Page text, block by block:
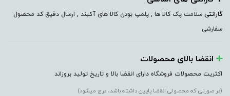
گارانتی سلامت پک کالا ها , پلمپ بودن کالا های آکبند , ارسال دقیق کد محصول
سفارشی
➕️ انقضا بالای محصولات
اکثریت محصولات فروشگاه دارای انقضا بالا و تاریخ تولید بروزاند
(در صورتی که محصولی انقضا پایین داشته باشد، درج میشود)